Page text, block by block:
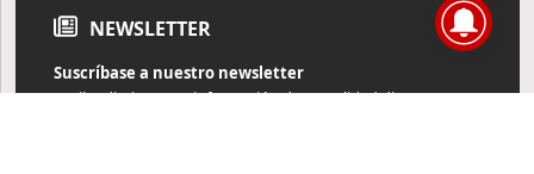
NEWSLETTER
Suscríbase a nuestro newsletter
Reciba diariamente información de actualidad directamente en